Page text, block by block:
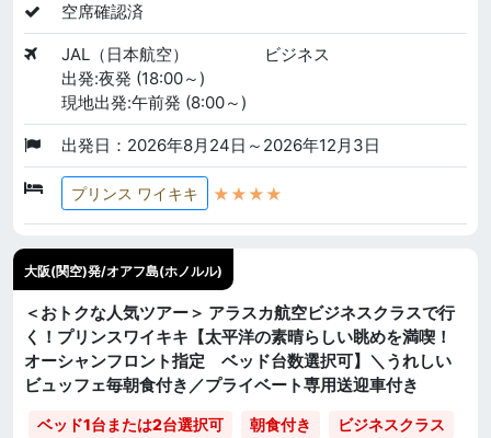
空席確認済
JAL（日本航空）
ビジネス
出発:夜発 (18:00～)
現地出発:午前発 (8:00～)
出発日：2026年8月24日～2026年12月3日
プリンス ワイキキ ★★★★
大阪(関空)発/オアフ島(ホノルル)
＜おトクな人気ツアー＞ アラスカ航空ビジネスクラスで行
く！プリンスワイキキ【太平洋の素晴らしい眺めを満喫！
オーシャンフロント指定 ベッド台数選択可】＼うれしい
ビュッフェ毎朝食付き／プライベート専用送迎車付き
ベッド1台または2台選択可 朝食付き
ビジネスクラス